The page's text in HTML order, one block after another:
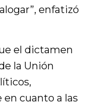
enfatizó
el dictamen
la Unión
cuanto a las